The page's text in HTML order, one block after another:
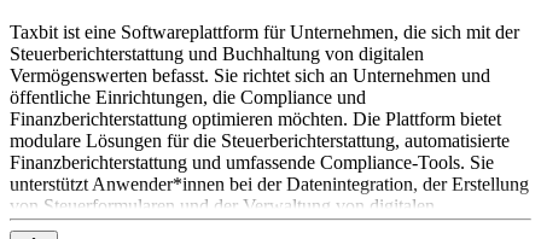
Taxbit ist eine Softwareplattform für Unternehmen, die sich mit der
Steuerberichterstattung und Buchhaltung von digitalen
Vermögenswerten befasst. Sie richtet sich an Unternehmen und
öffentliche Einrichtungen, die Compliance und
Finanzberichterstattung optimieren möchten. Die Plattform bietet
modulare Lösungen für die Steuerberichterstattung, automatisierte
Finanzberichterstattung und umfassende Compliance-Tools. Sie
unterstützt Anwender*innen bei der Datenintegration, der Erstellung
von Steuerformularen und der Verwaltung von digitalen
Vermögenswerten. Die